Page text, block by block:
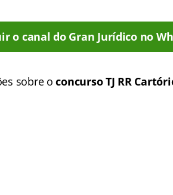
o canal do Gran Jurídico no
sobre oconcurso TJ RR